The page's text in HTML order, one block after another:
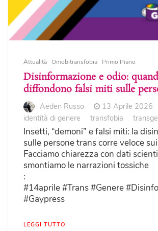
Attualità Omobitransfobia Primo Piano
Disinformazione e odio:
diffondono falsi miti sulle
Aeden Russo
13 Aprile 2026
identità di genere
transfobia
Insetti, “demoni” e falsi miti: la
sulle persone trans corre veloce
Facciamo chiarezza con dati
smontiamo le narrazioni tossiche
:
#14aprile #Trans #Genere
#Gaypress
LEGGI TUTTO